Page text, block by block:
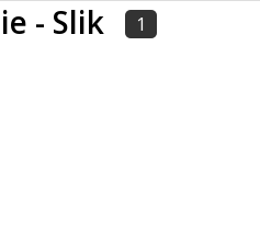
- Slik 1